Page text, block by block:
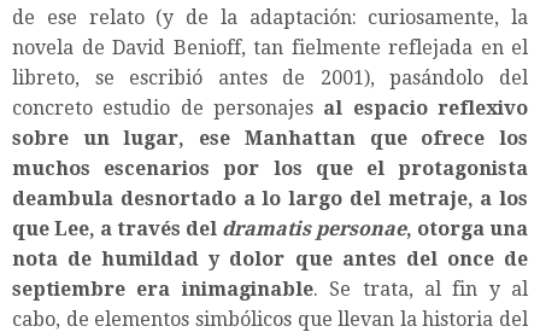
de ese relato (y de la adaptación: curiosamente, la
novela de David Benioff, tan fielmente reflejada en el
libreto, se escribió antes de 2001), pasándolo del
concreto estudio de personajes al espacio reflexivo
sobre un lugar, ese Manhattan que ofrece los
muchos escenarios por los que el protagonista
deambula desnortado a lo largo del metraje, a los
que Lee, a través del dramatis personae, otorga una
nota de humildad y dolor que antes del once de
septiembre era inimaginable. Se trata, al fin y al
cabo, de elementos simbólicos que llevan la historia del